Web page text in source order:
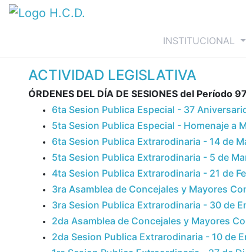
INSTITUCIONAL
ACTIVIDAD LEGISLATIVA
ÓRDENES DEL DÍA DE SESIONES del Período 97
6ta Sesion Publica Especial - 37
5ta Sesion Publica Especial - Homenaje a
6ta Sesion Publica Extrarodinaria - 14 de
5ta Sesion Publica Extrarodinaria - 5 de
4ta Sesion Publica Extrarodinaria - 21 de
3ra Asamblea de Concejales y Mayores
3ra Sesion Publica Extrarodinaria - 30 de
2da Asamblea de Concejales y Mayores
2da Sesion Publica Extrarodinaria - 10 de